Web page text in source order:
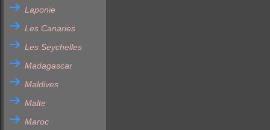
Laponie
Les Canaries
Les Seychelles
Madagascar
Maldives
Malte
Maroc